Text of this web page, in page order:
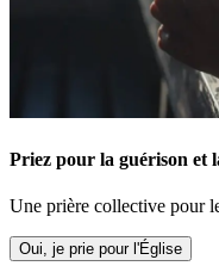
Priez pour la guérison et
Une prière collective pour
Oui, je prie pour l'Église